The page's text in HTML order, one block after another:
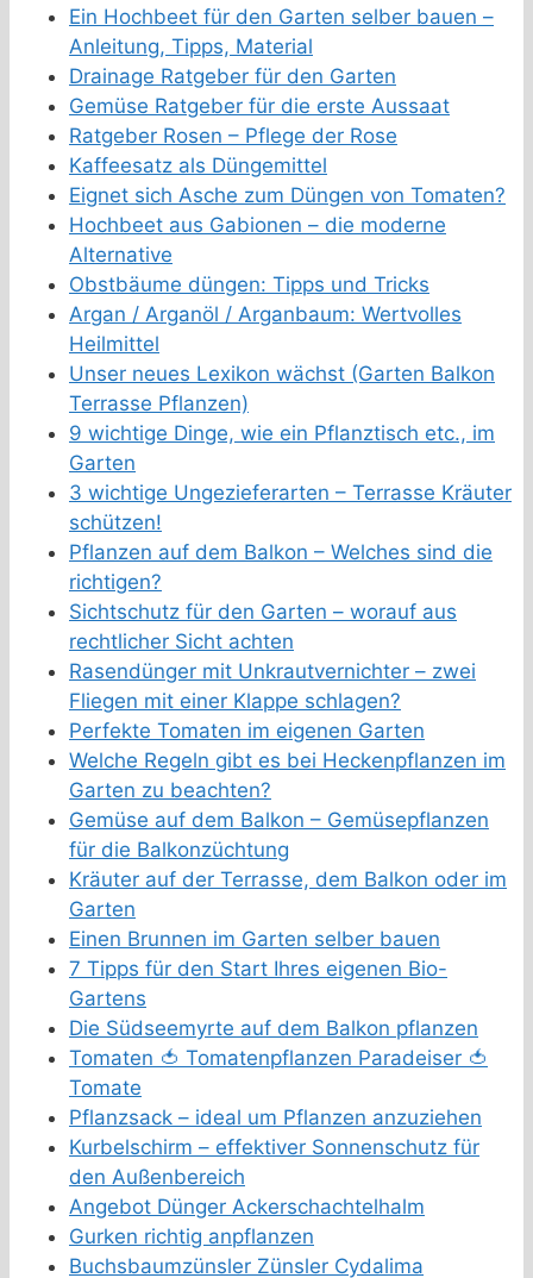
Ein Hochbeet für den Garten selber bauen –
Anleitung, Tipps, Material
Drainage Ratgeber für den Garten
Gemüse Ratgeber für die erste Aussaat
Ratgeber Rosen – Pflege der Rose
Kaffeesatz als Düngemittel
Eignet sich Asche zum Düngen von Tomaten?
Hochbeet aus Gabionen – die moderne
Alternative
Obstbäume düngen: Tipps und Tricks
Argan / Arganöl / Arganbaum: Wertvolles
Heilmittel
Unser neues Lexikon wächst (Garten Balkon
Terrasse Pflanzen)
9 wichtige Dinge, wie ein Pflanztisch etc., im
Garten
3 wichtige Ungezieferarten – Terrasse Kräuter
schützen!
Pflanzen auf dem Balkon – Welches sind die
richtigen?
Sichtschutz für den Garten – worauf aus
rechtlicher Sicht achten
Rasendünger mit Unkrautvernichter – zwei
Fliegen mit einer Klappe schlagen?
Perfekte Tomaten im eigenen Garten
Welche Regeln gibt es bei Heckenpflanzen im
Garten zu beachten?
Gemüse auf dem Balkon – Gemüsepflanzen
für die Balkonzüchtung
Kräuter auf der Terrasse, dem Balkon oder im
Garten
Einen Brunnen im Garten selber bauen
7 Tipps für den Start Ihres eigenen Bio-
Gartens
Die Südseemyrte auf dem Balkon pflanzen
Tomaten 🍅 Tomatenpflanzen Paradeiser 🍅
Tomate
Pflanzsack – ideal um Pflanzen anzuziehen
Kurbelschirm – effektiver Sonnenschutz für
den Außenbereich
Angebot Dünger Ackerschachtelhalm
Gurken richtig anpflanzen
Buchsbaumzünsler Zünsler Cydalima